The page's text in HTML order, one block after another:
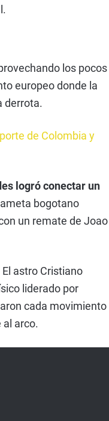
los pocos
europeo donde la
derrota.
de Colombia y
logró conectar un
bogotano
un remate de Joao
astro Cristiano
liderado por
cada movimiento
arco.